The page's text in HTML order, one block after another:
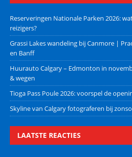
Reserveringen Nationale Parken 2026:
reizigers?
Grassi Lakes wandeling bij Canmore |
en Banff
Huurauto Calgary – Edmonton in
& wegen
Tioga Pass Poule 2026: voorspel de
Skyline van Calgary fotograferen bij
LAATSTE REACTIES